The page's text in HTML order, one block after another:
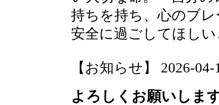
持ちを持ち、心のブ
安全に過ごしてほし
【お知らせ】 2026-
よろしくお願いしま